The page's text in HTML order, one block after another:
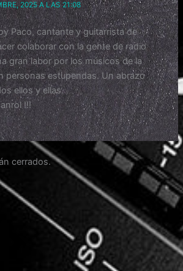
2025 A LAS 21:08
Paco, cantante y guitarrista de
colaborar con la gente de radio
gran labor por los músicos de la
personas estupendas. Un abrazo
ellos y ellas.
!!!
cerrados.